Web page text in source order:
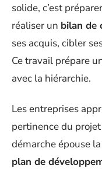
solide, c’est
réaliser un bilan de
ses acquis, cibler
Ce travail prépare
avec la hiérarchie.
Les entreprises
pertinence du
démarche épouse
plan de